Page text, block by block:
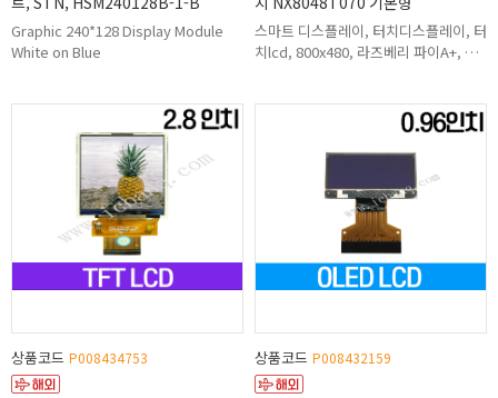
Graphic 240*128 Display Module
White on Blue
스마트 디스플레이, 터치디스플레이, 터
치lcd, 800x480, 라즈베리 파이A+, B+
상품코드 P008434753 상품코드 P008432159